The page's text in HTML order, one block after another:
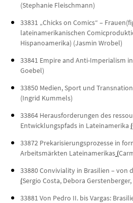
(Stephanie Fleischmann)
33831 „Chicks on Comics“ –
lateinamerikanischen
Hispanoamerika) (Jasmin Wrobel)
33841 Empire and Anti-Imperialism
Goebel)
33850 Medien, Sport und
(Ingrid Kummels)
33864 Herausforderungen des
Entwicklungspfads in Lateinamerika (
33872 Prekarisierungsprozesse in
Arbeitsmärkten Lateinamerikas (
33880Conviviality in Brasilien – von
(Sergio Costa, Debora
33881 Von Pedro II. bis Vargas: